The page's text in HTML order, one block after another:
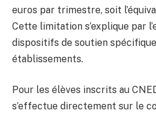
euros par trimestre, soit
Cette limitation s’explique par
dispositifs de soutien
établissements.
Pour les élèves inscrits au
s’effectue directement sur le